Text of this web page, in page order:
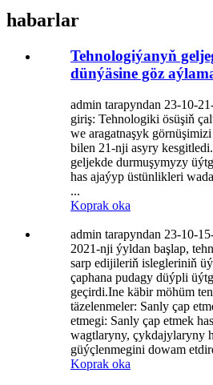
habarlar
Tehnologiýanyň
dünýäsine göz
admin tarapyndan 23-10-
giriş: Tehnologiki ösüşiň
we aragatnaşyk
bilen 21-nji asyry
geljekde durmuşymyzy
has ajaýyp üstünlikleri
...
Koprak oka
admin tarapyndan 23-10-
2021-nji ýyldan başlap,
sarp edijileriň islegleriniň
çaphana pudagy düýpli
geçirdi.Ine käbir möhüm
täzelenmeler: Sanly çap
etmegi: Sanly çap etmek
wagtlaryny, çykdajylaryny
güýçlenmegini dowam
Koprak oka